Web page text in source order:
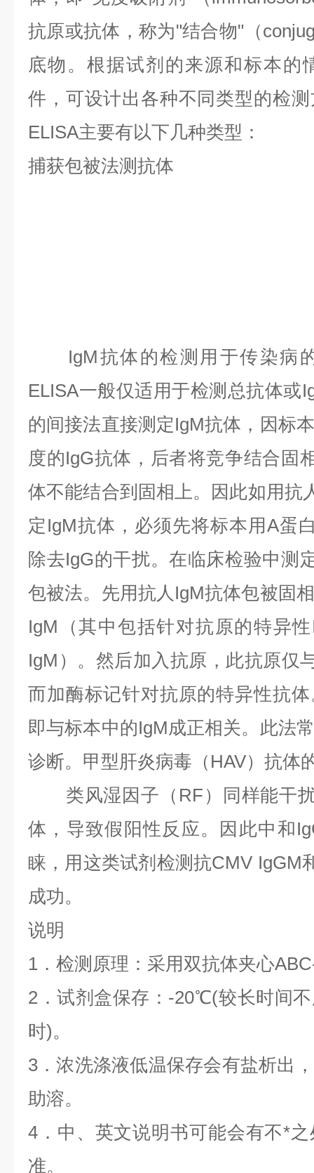
抗原或抗体，称为"结合物"（
底物。根据试剂的来源和标本的
件，可设计出各种不同类型的检
ELISA主要有以下几种类型：
捕获包被法测抗体
IgM抗体的检测用于传染病
ELISA一般仅适用于检测总抗体或
的间接法直接测定IgM抗体，因标
度的IgG抗体，后者将竞争结合固
体不能结合到固相上。因此如用抗
定IgM抗体，必须先将标本用A蛋
除去IgG的干扰。在临床检验中测
包被法。先用抗人IgM抗体包被固
IgM（其中包括针对抗原的特异
IgM）。然后加入抗原，此抗原仅
而加酶标记针对抗原的特异性抗
即与标本中的IgM成正相关。此法
诊断。甲型肝炎病毒（HAV）抗体
类风湿因子（RF）同样能干扰
体，导致假阳性反应。因此中和
睐，用这类试剂检测抗CMV IgGM
成功。
说明
1．检测原理：采用双抗体夹心
2．试剂盒保存：-20℃(较长时间
时)。
3．浓洗涤液低温保存会有盐析出
助溶。
4．中、英文说明书可能会有不*
准。